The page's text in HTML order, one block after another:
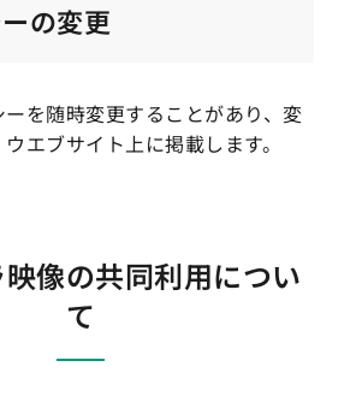
の変更
を随時変更することがあり、変
エブサイト上に掲載します。
像の共同利用につい
て